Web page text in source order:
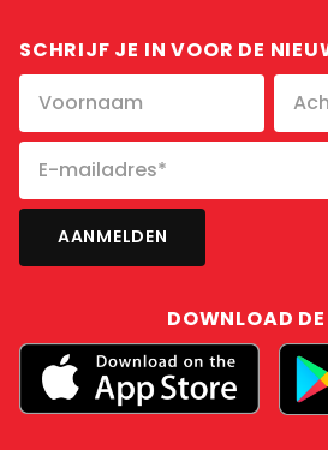
SCHRIJF JE IN VOOR DE
DOWNLOAD